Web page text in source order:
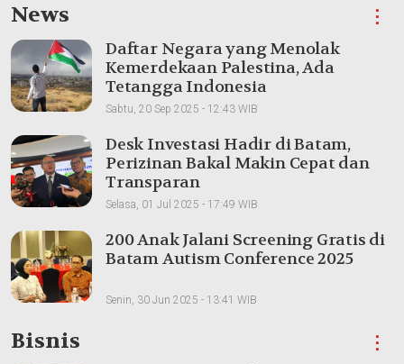
News ⋮
Daftar Negara yang Menolak
Kemerdekaan Palestina, Ada
Tetangga Indonesia
Sabtu, 20 Sep 2025 - 12:43 WIB
Desk Investasi Hadir di Batam,
Perizinan Bakal Makin Cepat dan
Transparan
Selasa, 01 Jul 2025 - 17:49 WIB
200 Anak Jalani Screening Gratis di
Batam Autism Conference 2025
Senin, 30 Jun 2025 - 13:41 WIB
Bisnis ⋮